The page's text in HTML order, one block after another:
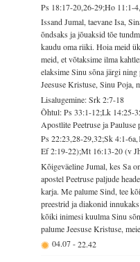
Ps 18:17-20,26-29;Ho 11:1-
Issand Jumal, taevane Isa,
õndsaks ja jõuaksid tõe
kaudu oma riiki. Hoia meid
meid, et võtaksime ilma
elaksime Sinu sõna järgi ning
Jeesuse Kristuse, Sinu Poja,
Lisalugemine: Srk 2:7-18
Õhtul: Ps 33:1-12;Lk 14:25-
Apostlite Peetruse ja Pauluse
Ps 22:23,28-29,32;Sk 4:1-
Ef 2:19-22);Mt 16:13-20 (v
Kõigeväeline Jumal, kes Sa
apostel Peetruse paljude
karja. Me palume Sind, tee
preestrid ja diakonid
kõiki inimesi kuulma Sinu
palume Jeesuse Kristuse,
04.07-22.42